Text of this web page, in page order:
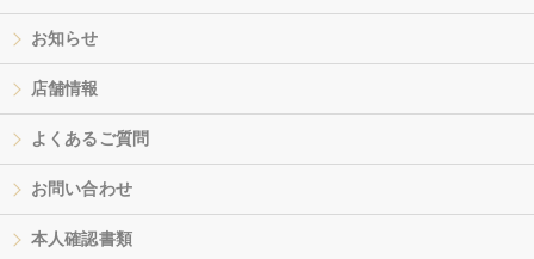
お知らせ
店舗情報
よくあるご質問
お問い合わせ
本人確認書類